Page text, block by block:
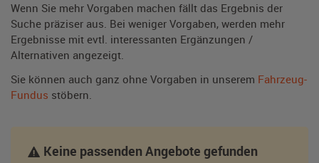
Wenn Sie mehr Vorgaben machen fällt das Ergebnis der
Suche präziser aus. Bei weniger Vorgaben, werden mehr
Ergebnisse mit evtl. interessanten Ergänzungen /
Alternativen angezeigt.
Sie können auch ganz ohne Vorgaben in unserem Fahrzeug-
Fundus stöbern.
Keine passenden Angebote gefunden